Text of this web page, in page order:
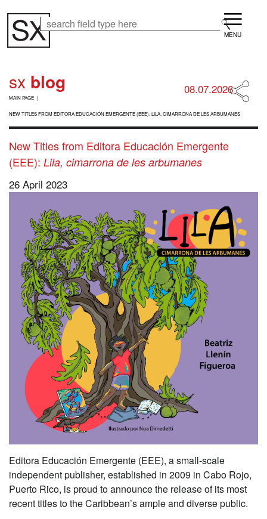
main
content
Menu
sx blog 08.07.2026
B
E
A
C
R
U
M
B
MAIN PAGE
NEW TITLES FROM EDITORA EDUCACIÓN EMERGENTE (EEE): LILA, CIMARRONA DE LES ARBUMANES
New Titles from Editora Educación Emergente
(EEE): Lila, cimarrona de les arbumanes
26 April 2023
Editora Educación Emergente (EEE), a small-scale
independent publisher, established in 2009 in Cabo Rojo,
Puerto Rico, is proud to announce the release of its most
recent titles to the Caribbean’s ample and diverse public.
Search Search